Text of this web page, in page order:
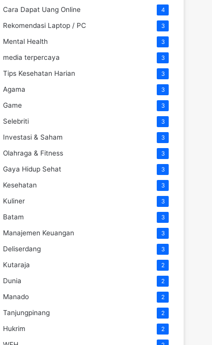
Cara Dapat Uang Online 4
Rekomendasi Laptop / PC 3
Mental Health 3
media terpercaya 3
Tips Kesehatan Harian 3
Agama 3
Game 3
Selebriti 3
Investasi & Saham 3
Olahraga & Fitness 3
Gaya Hidup Sehat 3
Kesehatan 3
Kuliner 3
Batam 3
Manajemen Keuangan 3
Deliserdang 3
Kutaraja 2
Dunia 2
Manado 2
Tanjungpinang 2
Hukrim 2